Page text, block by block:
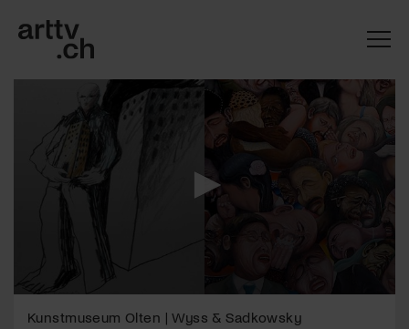
seconds
Kunstmuseum Olten | Wyss & Sadkowsky
Mach mit: «Be Part of the Art»!